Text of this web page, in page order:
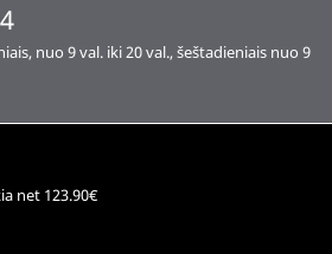
nuo 9 val. iki 20 val., šeštadieniais nuo 9
net 123.90€